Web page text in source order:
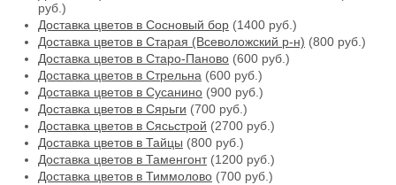
руб.)
Доставка цветов в Сосновый бор (1400 руб.)
Доставка цветов в Старая (Всеволожский р-н) (800 руб.)
Доставка цветов в Старо-Паново (600 руб.)
Доставка цветов в Стрельна (600 руб.)
Доставка цветов в Сусанино (900 руб.)
Доставка цветов в Сярьги (700 руб.)
Доставка цветов в Сясьстрой (2700 руб.)
Доставка цветов в Тайцы (800 руб.)
Доставка цветов в Таменгонт(1200 руб.)
Доставка цветов в Тиммолово (700 руб.)